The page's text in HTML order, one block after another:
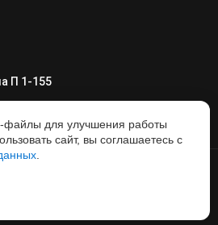
П 1-155
Все права защищены, информация
публичной офертой,
файлы для улучшения работы
сайт, вы соглашаетесь с